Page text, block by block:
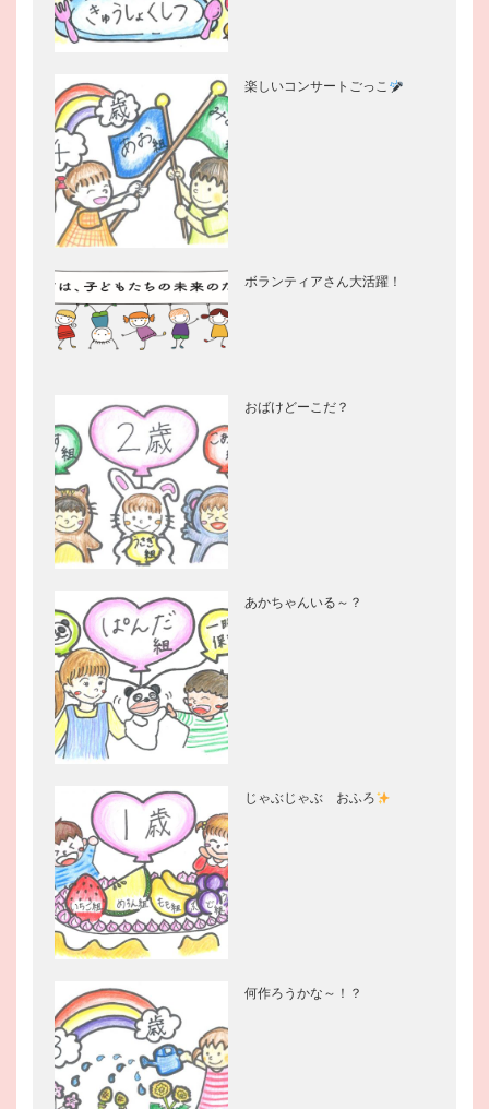
楽しいコンサートごっこ
ボランティアさん大活躍！
おばけどーこだ？
あかちゃんいる～？
じゃぶじゃぶ おふろ
何作ろうかな～！？